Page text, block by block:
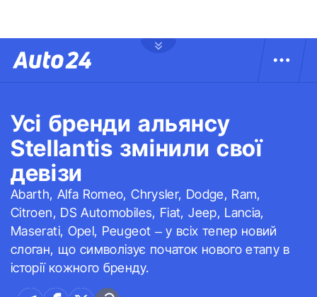
Усі бренди альянсу
Stellantis змінили свої
девізи
Abarth, Alfa Romeo, Chrysler, Dodge, Ram,
Citroen, DS Automobiles, Fiat, Jeep, Lancia,
Maserati, Opel, Peugeot – у всіх тепер новий
слоган, що символізує початок нового етапу в
історії кожного бренду.